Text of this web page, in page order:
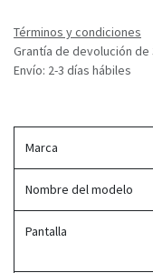
Términos y condiciones
Grantía de devolución de
Envío: 2-3 días hábiles
Marca
Nombre del modelo
Pantalla